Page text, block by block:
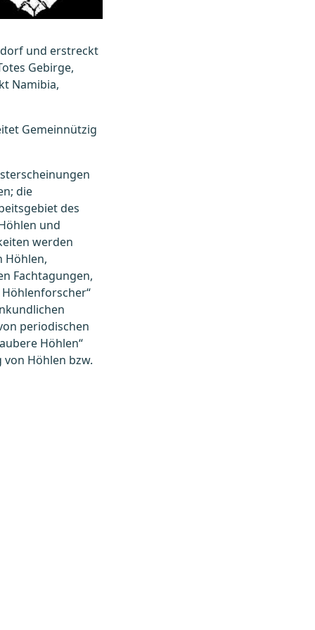
und erstreckt
Gebirge,
Namibia,
Gemeinnützig
die
des
und
werden
Höhlen,
Fachtagungen,
periodischen
Höhlen“
Höhlen bzw.